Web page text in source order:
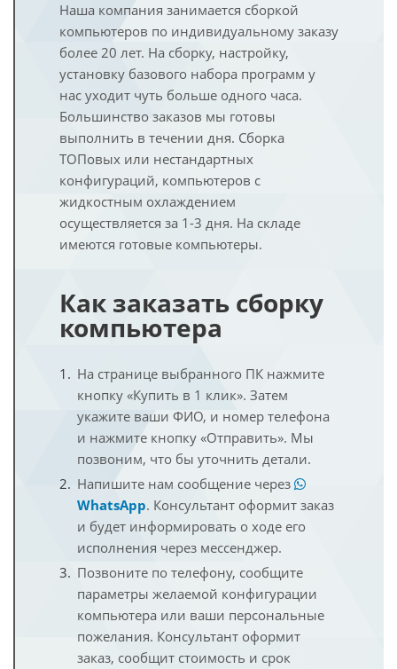
Наша компания занимается сборкой
компьютеров по индивидуальному заказу
более 20 лет. На сборку, настройку,
установку базового набора программ у
нас уходит чуть больше одного часа.
Большинство заказов мы готовы
выполнить в течении дня. Сборка
ТОПовых или нестандартных
конфигураций, компьютеров с
жидкостным охлаждением
осуществляется за 1-3 дня. На складе
имеются готовые компьютеры.
Как заказать сборку
компьютера
На странице выбранного ПК нажмите
кнопку «Купить в 1 клик». Затем
укажите ваши ФИО, и номер телефона
и нажмите кнопку «Отправить». Мы
позвоним, что бы уточнить детали.
Напишите нам сообщение через
WhatsApp. Консультант оформит заказ
и будет информировать о ходе его
исполнения через мессенджер.
Позвоните по телефону, сообщите
параметры желаемой конфигурации
компьютера или ваши персональные
пожелания. Консультант оформит
заказ, сообщит стоимость и срок